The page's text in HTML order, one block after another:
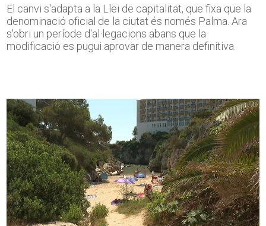
El canvi s'adapta a la Llei de capitalitat, que fixa que la
denominació oficial de la ciutat és només Palma. Ara
s'obri un període d'al·legacions abans que la
modificació es pugui aprovar de manera definitiva.